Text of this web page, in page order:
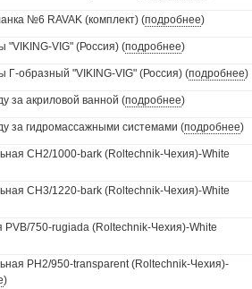
№6 RAVAK (комплект) (подробнее)
"VIKING-VIG" (Россия) (подробнее)
Г-образный "VIKING-VIG" (Россия) (подробнее)
за акриловой ванной (подробнее)
за гидромассажными системами (подробнее)
CH2/1000-bark (Roltechnik-Чехия)-White
CH3/1220-bark (Roltechnik-Чехия)-White
PVB/750-rugiada (Roltechnik-Чехия)-White
PH2/950-transparent (Roltechnik-Чехия)-
)